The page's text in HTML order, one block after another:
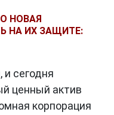
в результате
или
например, из
НОВАЯ
НА ИХ ЗАЩИТЕ:
сегодня
ценный актив
корпорация